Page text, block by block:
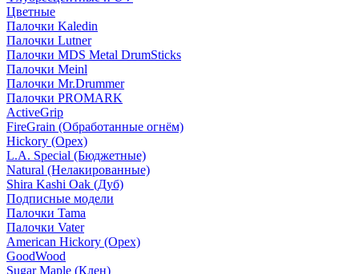
Цветные
Палочки Kaledin
Палочки Lutner
Палочки MDS Metal DrumSticks
Палочки Meinl
Палочки Mr.Drummer
Палочки PROMARK
ActiveGrip
FireGrain (Обработанные огнём)
Hickory (Орех)
L.A. Special (Бюджетные)
Natural (Нелакированные)
Shira Kashi Oak (Дуб)
Подписные модели
Палочки Tama
Палочки Vater
American Hickory (Орех)
GoodWood
Sugar Maple (Клен)